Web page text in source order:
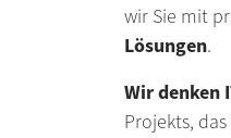
wir Sie mit
Lösungen.
Wir denken
Projekts,